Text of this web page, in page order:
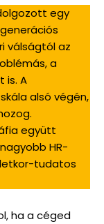
egy
válságtól az
a
is. A
alsó végén,
együtt
HR-
tudatos
ha a céged